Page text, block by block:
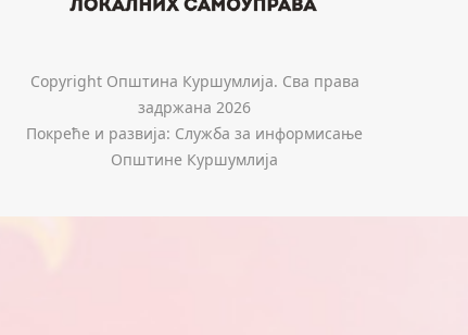
Copyright Општина Куршумлија. Сва права
задржана 2026
Покреће и развија: Служба за информисање
Општине Куршумлија